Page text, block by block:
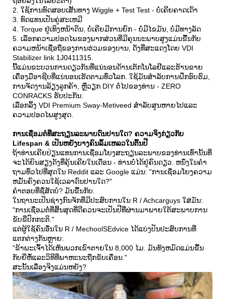
2. ໃຊ້ການທົດສອບເສັ້ນທາງ Wiggle + Test Test - ບໍ່ເຄີຍຄາດເດົາ
3. ທົດແທນເປັນຄູ່ສະເຫມີ
4. Torque ຢູ່ເທິງຫນ້າດິນ, ບໍ່ເຄີຍມີການຍົກ - ບໍ່ມີໄຂມັນ, ບໍ່ມີທາງລັດ
5. ເລືອກຄວາມປອດໄພຂອງພາກສ່ວນທີ່ມີຄຸນນະພາບສູງແມ່ນຂື້ນກັບ
ຄວາມຫນ້າເຊື່ອຖືຂອງການຮ່ວມຂອງບານ, ດັ່ງທີ່ສະແດງໂດຍ VDI
Stabilizer link 1J0411315.
ນີ້ແມ່ນຂະບວນການດຽວກັນທີ່ແນ່ນອນດ້ານເຕັກໂນໂລຢີແລະຮ້ານຂາຍ
ເຄື່ອງມືອາຊີບທີ່ແນ່ນອນເຮັດຕາມທົ່ວໂລກ. ໃຊ້ມັນສໍາລັບການຝຶກອົບຮົມ,
ການຈັດງານລ້ຽງລູກຄ້າ, ຫຼືວຽກ DIY ຕໍ່ໄປຂອງທ່ານ - ZERO
CONRACKS ຮັບປະກັນ.
ເລືອກລິ້ງ VDI Premium Sway-Metiveed ສໍາລັບສູນຫາຍໄປແລະ
ຄວາມປອດໄພສູງສຸດ.
ການເຊື່ອມຕໍ່ທີ່ສະຖຽນລະພາບດົນປານໃດ? ຄວາມຈິງກ່ຽວກັບ
Lifespan & ເປັນຫຍັງບາງຄົນລົ້ມເຫລວໃນຕົ້ນປີ
ຖ້າທ່ານເຄີຍປ່ຽນແທນການເຊື່ອມໂຍງສະຖຽນລະພາບຂອງທ່ານເທົ່ານັ້ນທີ່
ຈະໄດ້ຍິນສຽງດັງທີ່ຄຸ້ນເຄີຍໃນເດືອນ - ທ່ານບໍ່ໄດ້ຢູ່ຄົນດຽວ. ຫນຶ່ງໃນຄໍາ
ຖາມທົ່ວໄປທີ່ສຸດໃນ Reddit ແລະ Google ແມ່ນ: "ການເຊື່ອມໂຍງຄວາມ
ຫມັ້ນຄົງຄວນໃຊ້ເວລາດົນປານໃດ?"
ຄໍາຕອບທີ່ຊື່ສັດບໍ? ມັນຂື້ນກັບ.
ໃນຖານະເປັນຊ່າງກົນຈັກທີ່ມີປະສົບການໃນ R / Achcarguys ໃສ່ມັນ:
"ການເຊື່ອມຕໍ່ທີ່ສິ້ນສຸດທີ່ດີຄວນຈະເປັນປີທີ່ຜ່ານມາພາຍໃຕ້ສະພາບການ
ຂັບຂີ່ປົກກະຕິ."
ແຕ່ຜູ້ໃຊ້ຄົນອື່ນໃນ R / MechoolSEdvice ໄດ້ແບ່ງປັນປະສົບການທີ່
ແຕກຕ່າງກັນຫຼາຍ:
"ຂ້າພະເຈົ້າໄດ້ເຫັນພວກເຂົາຕາຍໃນ 8,000 ໄມ. ມັນທັງຫມົດແມ່ນຂື້ນ
ກັບຍີ່ຫໍ້ແລະວິທີທີ່ພາຫະນະຖືກຂັບເຄື່ອນ."
ສະນັ້ນເລື່ອງຈິງແມ່ນຫຍັງ?